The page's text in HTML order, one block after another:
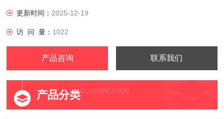
更新时间： 2025-12-19
访 问 量： 1022
产品咨询 联系我们
产品分类CLASSIFICATION